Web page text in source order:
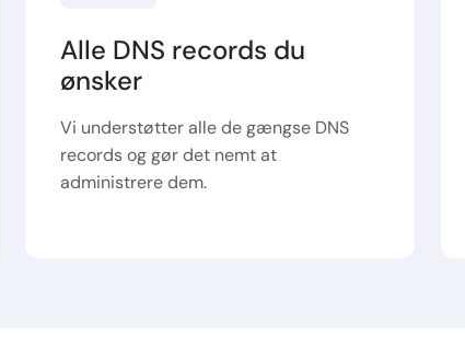
Alle DNS records du
ønsker
Vi understøtter alle de gængse DNS
records og gør det nemt at
administrere dem.